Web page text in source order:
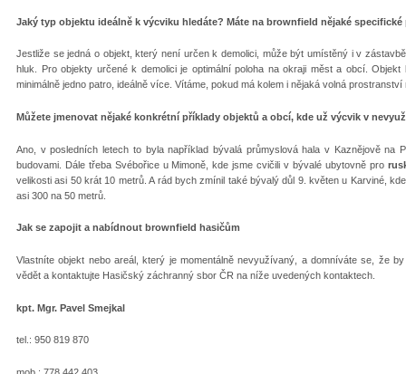
Jaký typ objektu ideálně k výcviku hledáte? Máte na brownfield nějaké specifické
Jestliže se jedná o objekt, který není určen k demolici, může být umístěný i v
hluk. Pro objekty určené k demolici je optimální poloha na okraji měst a obcí.
minimálně jedno patro, ideálně více. Vítáme, pokud má kolem i nějaká volná prostranství
Můžete jmenovat nějaké konkrétní příklady objektů a obcí, kde už výcvik v
Ano, v posledních letech to byla například bývalá průmyslová hala v Kaznějově na
budovami. Dále třeba Svébořice u Mimoně, kde jsme cvičili v bývalé ubytovně pro
velikosti asi 50 krát 10 metrů. A rád bych zmínil také bývalý důl 9. květen u Karviné,
asi 300 na 50 metrů.
Jak se zapojit a nabídnout brownfield hasičům
Vlastníte objekt nebo areál, který je momentálně nevyužívaný, a domníváte se, že
vědět a kontaktujte Hasičský záchranný sbor ČR na níže uvedených kontaktech.
kpt. Mgr. Pavel Smejkal
tel.: 950 819 870